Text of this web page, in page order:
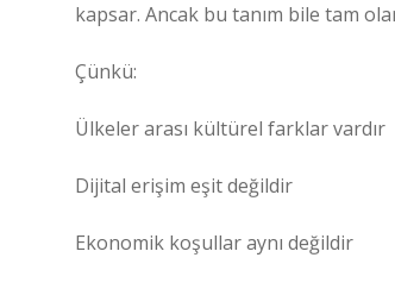
kapsar. Ancak bu tanım bile tam
Çünkü:
Ülkeler arası kültürel farklar vardır
Dijital erişim eşit değildir
Ekonomik koşullar aynı değildir